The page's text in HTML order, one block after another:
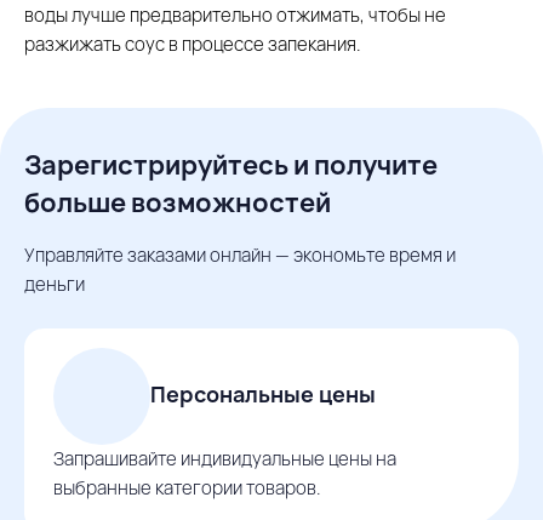
воды лучше предварительно отжимать, чтобы не
разжижать соус в процессе запекания.
Зарегистрируйтесь и получите
больше возможностей
Управляйте заказами онлайн — экономьте время и
деньги
Персональные цены
Запрашивайте индивидуальные цены на
выбранные категории товаров.